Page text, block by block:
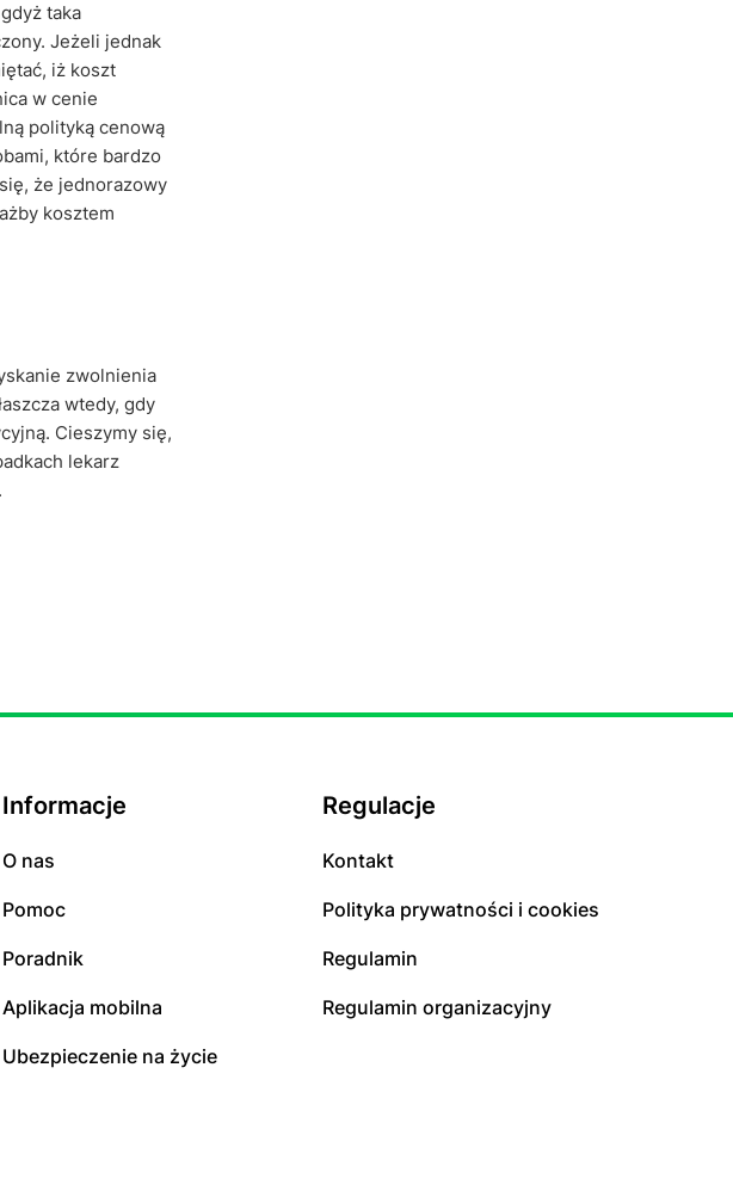
taka
Jeżeli jednak
iż koszt
w cenie
polityką cenową
które bardzo
że jednorazowy
kosztem
zwolnienia
wtedy, gdy
Cieszymy się,
lekarz
Informacje
O nas
Pomoc
Poradnik
Aplikacja mobilna
Ubezpieczenie na życie
Regulacje
Kontakt
Polityka prywatności i cookies
Regulamin
Regulamin organizacyjny